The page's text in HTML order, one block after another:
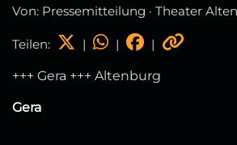
Von: Pressemitteilung · Theater
Teilen: | | |
+++ Gera +++ Altenburg
Gera